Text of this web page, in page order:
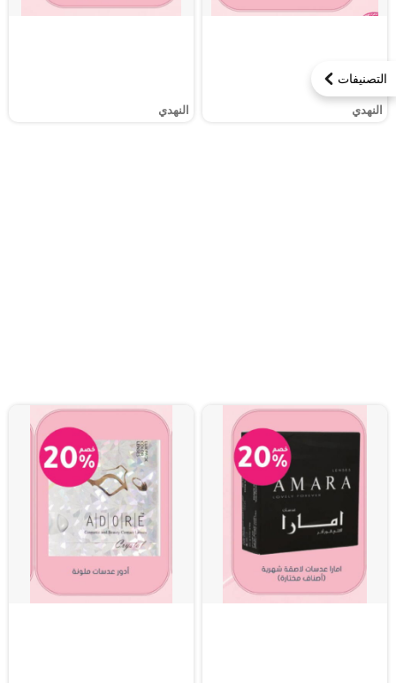
التصنيفات
النهدي النهدي